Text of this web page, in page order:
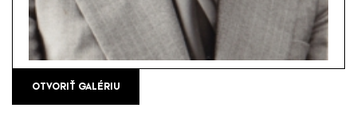
OTVORIŤ GALÉRIU